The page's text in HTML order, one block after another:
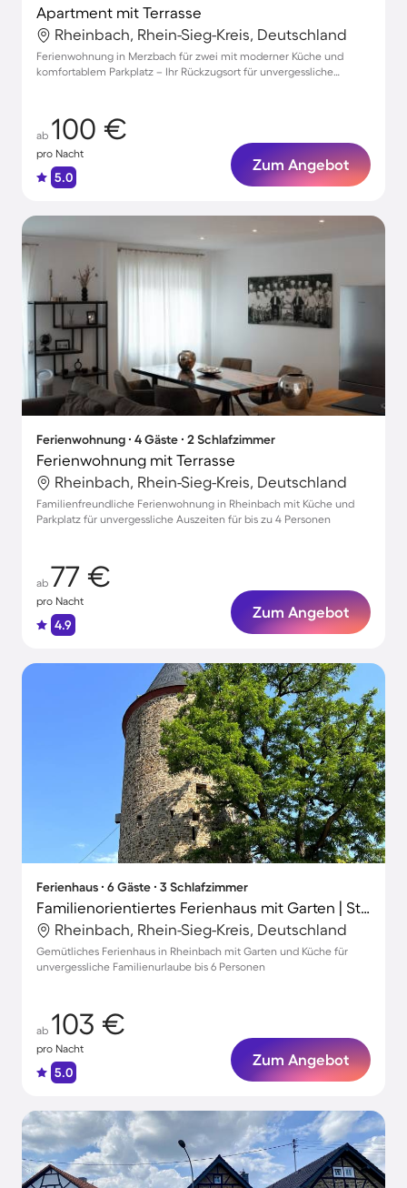
Apartment mit Terrasse
Rheinbach, Rhein-Sieg-Kreis, Deutschland
Ferienwohnung in Merzbach für zwei mit moderner Küche und
komfortablem Parkplatz – Ihr Rückzugsort für unvergessliche
ab 100 €
pro Nacht
5.0
Zum Angebot
Ferienwohnung ∙ 4 Gäste ∙ 2 Schlafzimmer
Ferienwohnung mit Terrasse
Rheinbach, Rhein-Sieg-Kreis, Deutschland
Familienfreundliche Ferienwohnung in Rheinbach mit Küche und
Parkplatz für unvergessliche Auszeiten für bis zu 4 Personen
ab 77 €
pro Nacht
4.9
Zum Angebot
Ferienhaus ∙ 6 Gäste ∙ 3 Schlafzimmer
Familienorientiertes Ferienhaus mit Garten | Stadtblick
Rheinbach, Rhein-Sieg-Kreis, Deutschland
Gemütliches Ferienhaus in Rheinbach mit Garten und Küche für
unvergessliche Familienurlaube bis 6 Personen
ab 103 €
pro Nacht
5.0
Zum Angebot